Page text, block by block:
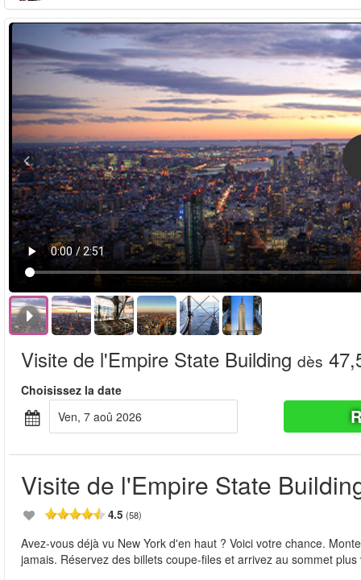
Visite de l'Empire State Building dès
Choisissez la date
ven, 7 aoû 2026
Visite de l'Empire State
4.5 (58)
Avez-vous déjà vu New York d'en haut ? Voici votre chance.
jamais. Réservez des billets coupe-files et arrivez au sommet plus